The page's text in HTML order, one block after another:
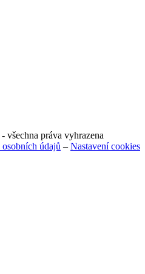
práva vyhrazena
osobních údajů – Nastavení cookies